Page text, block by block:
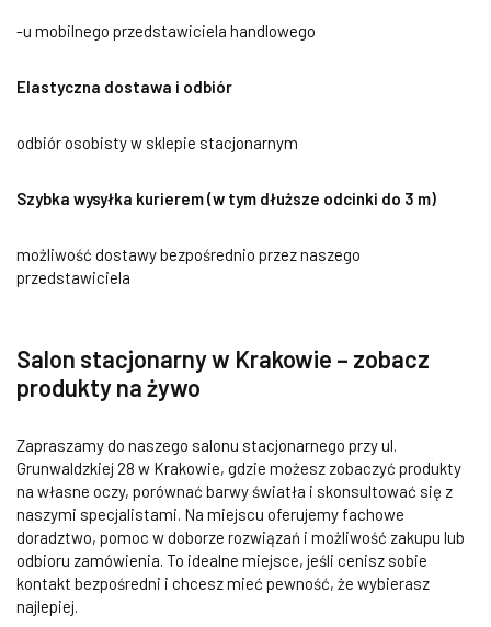
-u mobilnego przedstawiciela handlowego
Elastyczna dostawa i odbiór
odbiór osobisty w sklepie stacjonarnym
Szybka wysyłka kurierem (w tym dłuższe odcinki do 3 m)
możliwość dostawy bezpośrednio przez naszego
przedstawiciela
Salon stacjonarny w Krakowie – zobacz
produkty na żywo
Zapraszamy do naszego salonu stacjonarnego przy ul.
Grunwaldzkiej 28 w Krakowie, gdzie możesz zobaczyć produkty
na własne oczy, porównać barwy światła i skonsultować się z
naszymi specjalistami. Na miejscu oferujemy fachowe
doradztwo, pomoc w doborze rozwiązań i możliwość zakupu lub
odbioru zamówienia. To idealne miejsce, jeśli cenisz sobie
kontakt bezpośredni i chcesz mieć pewność, że wybierasz
najlepiej.